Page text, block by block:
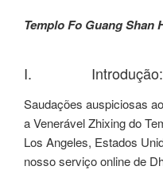
Templo Fo Guang Shan
I. Introdução:
Saudações auspiciosas
a Venerável Zhixing do
Los Angeles, Estados
nosso serviço online de